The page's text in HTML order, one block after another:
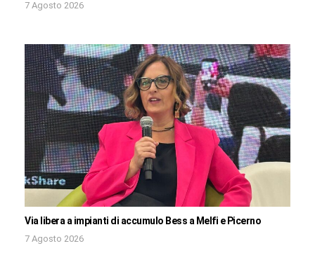
7 Agosto 2026
Via libera a impianti di accumulo Bess a Melfi e Picerno
7 Agosto 2026